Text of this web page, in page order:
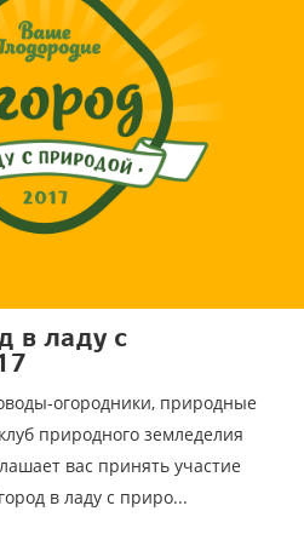
в ладу с
огородники, природные
природного земледелия
вас принять участие
в ладу с приро...